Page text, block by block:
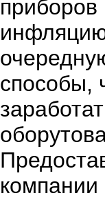
способы,